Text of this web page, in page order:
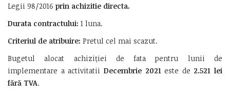
Legii 98/2016 prin achizitie directa.
Durata contractului: 1 luna.
Criteriul de atribuire: Pretul cel mai scazut.
Bugetul alocat achiziției de fata pentru lunii de
implementare a activitatii Decembrie 2021este de 2.521 lei
fără TVA.